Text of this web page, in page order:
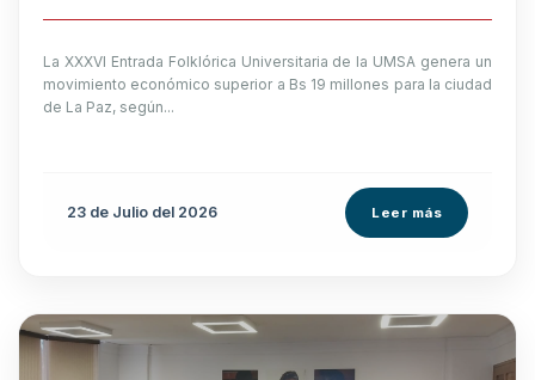
La XXXVI Entrada Folklórica Universitaria de la UMSA genera un
movimiento económico superior a Bs 19 millones para la ciudad
de La Paz, según...
23 de Julio del 2026 Leer más